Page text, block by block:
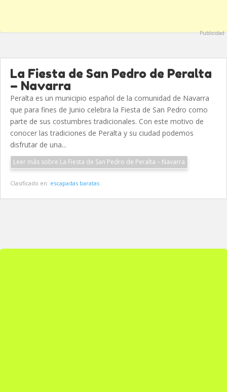
Publicidad
La Fiesta de San Pedro de Peralta
– Navarra
Peralta es un municipio español de la comunidad de Navarra
que para fines de Junio celebra la Fiesta de San Pedro como
parte de sus costumbres tradicionales. Con este motivo de
conocer las tradiciones de Peralta y su ciudad podemos
disfrutar de una...
Leer más sobre La Fiesta de San Pedro de Peralta – Navarra
Clasificado en: escapadas baratas